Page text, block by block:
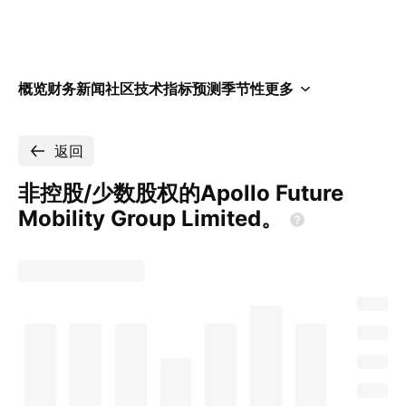
概览财务新闻社区技术指标预测季节性更多
返回
非控股/少数股权的Apollo Future
Mobility Group Limited。